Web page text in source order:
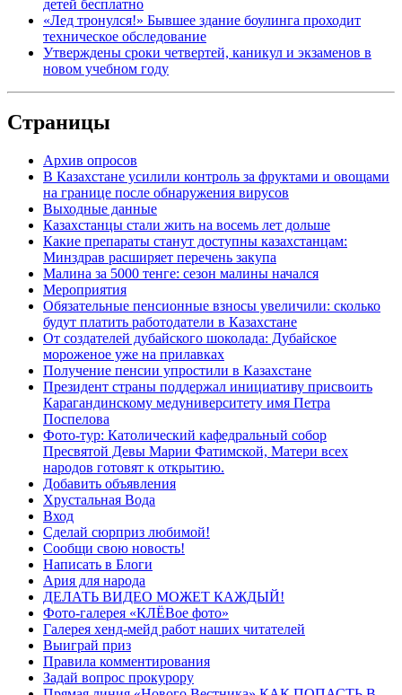
детей бесплатно
«Лед тронулся!» Бывшее здание боулинга проходит
техническое обследование
Утверждены сроки четвертей, каникул и экзаменов в
новом учебном году
Страницы
Архив опросов
В Казахстане усилили контроль за фруктами и овощами
на границе после обнаружения вирусов
Выходные данные
Казахстанцы стали жить на восемь лет дольше
Какие препараты станут доступны казахстанцам:
Минздрав расширяет перечень закупа
Малина за 5000 тенге: сезон малины начался
Мероприятия
Обязательные пенсионные взносы увеличили: сколько
будут платить работодатели в Казахстане
От создателей дубайского шоколада: Дубайское
мороженое уже на прилавках
Получение пенсии упростили в Казахстане
Президент страны поддержал инициативу присвоить
Карагандинскому медуниверситету имя Петра
Поспелова
Фото-тур: Католический кафедральный собор
Пресвятой Девы Марии Фатимской, Матери всех
народов готовят к открытию.
Добавить объявления
Хрустальная Вода
Вход
Сделай сюрприз любимой!
Сообщи свою новость!
Написать в Блоги
Ария для народа
ДЕЛАТЬ ВИДЕО МОЖЕТ КАЖДЫЙ!
Фото-галерея «КЛЁВое фото»
Галерея хенд-мейд работ наших читателей
Выиграй приз
Правила комментирования
Задай вопрос прокурору